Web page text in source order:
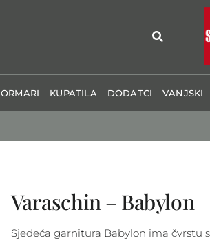
ORMARI KUPATILA DODATCI VANJSKI
Varaschin – Babylon
Sjedeća garnitura Babylon ima čvrstu